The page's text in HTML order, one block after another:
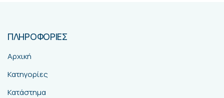
ΠΛΗΡΟΦΟΡΙΕΣ
Αρχική
Κατηγορίες
Κατάστημα